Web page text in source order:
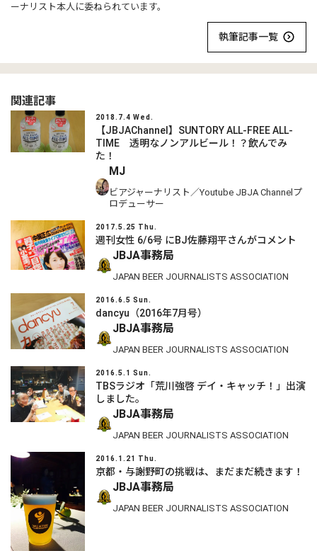
ーナリスト本人に委ねられています。
執筆記事一覧
関連記事
2018.7.4 Wed.
【JBJAChannel】SUNTORY ALL-FREE ALL-
TIME 透明なノンアルビール！？飲んでみ
た！
MJ
ビアジャーナリスト／Youtube JBJA Channelプ
ロデューサー
2017.5.25 Thu.
週刊女性 6/6号 にBJ佐藤翔平さんがコメント
JBJA事務局
JAPAN BEER JOURNALISTS ASSOCIATION
2016.6.5 Sun.
dancyu（2016年7月号）
JBJA事務局
JAPAN BEER JOURNALISTS ASSOCIATION
2016.5.1 Sun.
TBSラジオ「荒川強啓 デイ・キャッチ！」出演
しました。
JBJA事務局
JAPAN BEER JOURNALISTS ASSOCIATION
2016.1.21 Thu.
京都・与謝野町の挑戦は、まだまだ続きます！
JBJA事務局
JAPAN BEER JOURNALISTS ASSOCIATION